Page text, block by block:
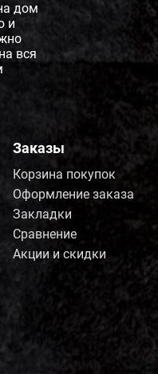
дом
и
вся
Заказы
Корзина покупок
Оформление заказа
Закладки
Сравнение
Акции и скидки